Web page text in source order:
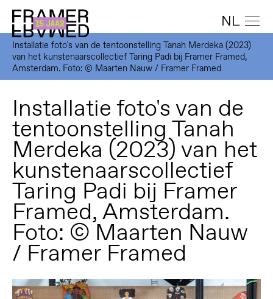
NL
Installatie foto's van de tentoonstelling Tanah Merdeka (2023)
van het kunstenaarscollectief Taring Padi bij Framer Framed,
Amsterdam. Foto: © Maarten Nauw / Framer Framed
Installatie foto's van de
tentoonstelling Tanah
Merdeka (2023) van het
kunstenaarscollectief
Taring Padi bij Framer
Framed, Amsterdam.
Foto: © Maarten Nauw
/ Framer Framed